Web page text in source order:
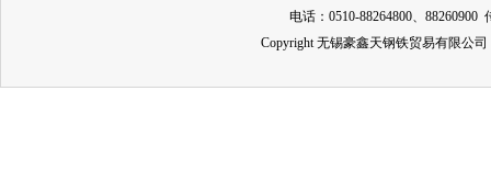
电话：0510-88264800、88260900
Copyright 无锡豪鑫天钢铁贸易有限公